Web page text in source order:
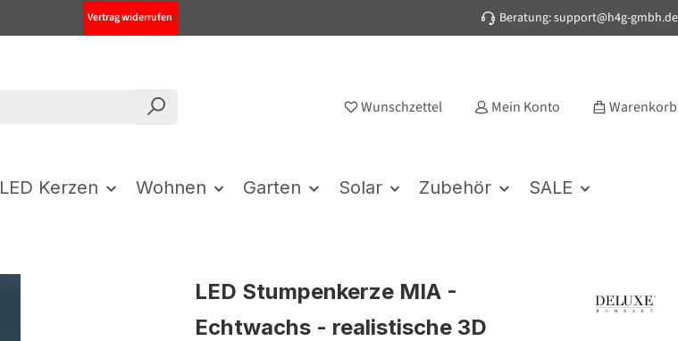
Vertrag widerrufen Beratung: support@h4g-gmbh.de
Wunschzettel Mein Konto Warenkorb
LED Kerzen Wohnen Garten Solar Zubehör SALE
LED Stumpenkerze MIA -
Echtwachs - realistische 3D